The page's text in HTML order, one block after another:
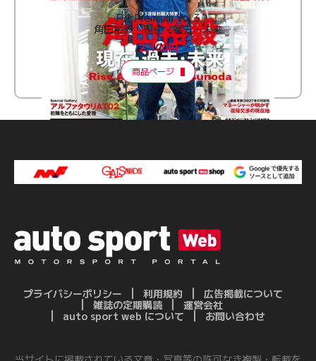
F速 Premium Vol.3
角田裕毅 現在・過去・未来
2,100円
商品ページ
プライバシーポリシー 利用規約
広告掲載について
雑誌の定期購読
運営会社
auto sport web について
お問い合わせ